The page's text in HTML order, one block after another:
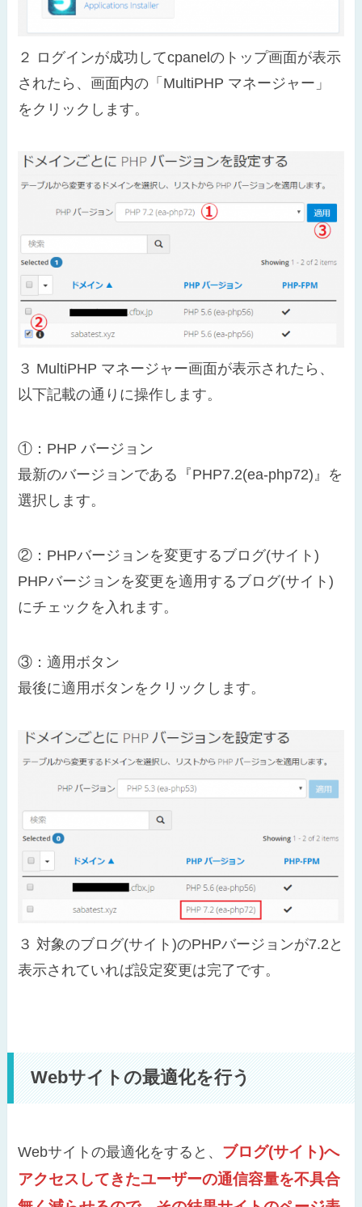
２ ログインが成功してcpanelのトップ画面が表示
されたら、画面内の「MultiPHP マネージャー」
をクリックします。
３ MultiPHP マネージャー画面が表示されたら、
以下記載の通りに操作します。
①：PHP バージョン
最新のバージョンである『PHP7.2(ea-php72)』を
選択します。
②：PHPバージョンを変更するブログ(サイト)
PHPバージョンを変更を適用するブログ(サイト)
にチェックを入れます。
③：適用ボタン
最後に適用ボタンをクリックします。
３ 対象のブログ(サイト)のPHPバージョンが7.2と
表示されていれば設定変更は完了です。
Webサイトの最適化を行う
Webサイトの最適化をすると、 ブログ(サイト)へ
アクセスしてきたユーザーの通信容量を不具合